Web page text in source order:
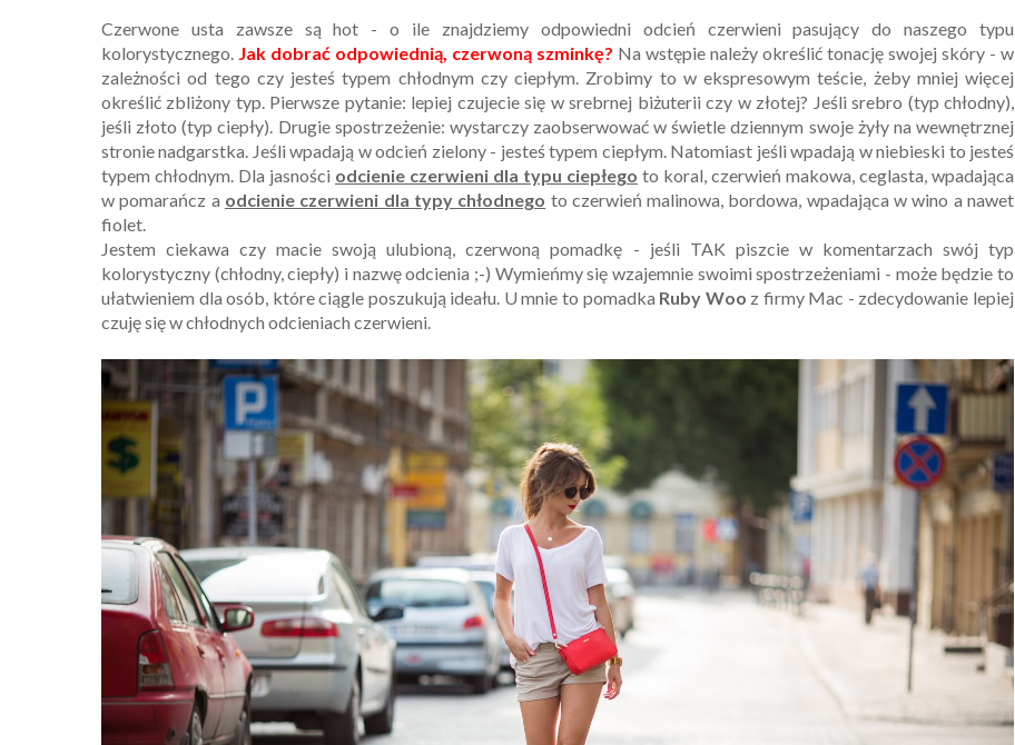
Czerwone usta zawsze są hot - o ile znajdziemy odpowiedni odcień czerwieni pasujący do naszego typu
kolorystycznego. Jak dobrać odpowiednią, czerwoną szminkę? Na wstępie należy określić tonację swojej skóry - w
zależności od tego czy jesteś typem chłodnym czy ciepłym. Zrobimy to w ekspresowym teście, żeby mniej więcej
określić zbliżony typ. Pierwsze pytanie: lepiej czujecie się w srebrnej biżuterii czy w złotej? Jeśli srebro (typ chłodny),
jeśli złoto (typ ciepły). Drugie spostrzeżenie: wystarczy zaobserwować w świetle dziennym swoje żyły na wewnętrznej
stronie nadgarstka. Jeśli wpadają w odcień zielony - jesteś typem ciepłym. Natomiast jeśli wpadają w niebieski to jesteś
typem chłodnym. Dla jasności odcienie czerwieni dla typu ciepłego to koral, czerwień makowa, ceglasta, wpadająca
w pomarańcz a odcienie czerwieni dla typy chłodnego to czerwień malinowa, bordowa, wpadająca w wino a nawet
fiolet.
Jestem ciekawa czy macie swoją ulubioną, czerwoną pomadkę - jeśli TAK piszcie w komentarzach swój typ
kolorystyczny (chłodny, ciepły) i nazwę odcienia ;-) Wymieńmy się wzajemnie swoimi spostrzeżeniami - może będzie to
ułatwieniem dla osób, które ciągle poszukują ideału. U mnie to pomadka Ruby Woo z firmy Mac - zdecydowanie lepiej
czuję się w chłodnych odcieniach czerwieni.